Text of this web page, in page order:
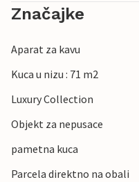
Značajke
Aparat za kavu
Kuca u nizu : 71 m2
Luxury Collection
Objekt za nepusace
pametna kuca
Parcela direktno na obali